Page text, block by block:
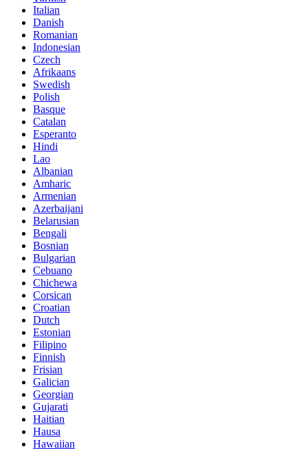
Italian
Danish
Romanian
Indonesian
Czech
Afrikaans
Swedish
Polish
Basque
Catalan
Esperanto
Hindi
Lao
Albanian
Amharic
Armenian
Azerbaijani
Belarusian
Bengali
Bosnian
Bulgarian
Cebuano
Chichewa
Corsican
Croatian
Dutch
Estonian
Filipino
Finnish
Frisian
Galician
Georgian
Gujarati
Haitian
Hausa
Hawaiian